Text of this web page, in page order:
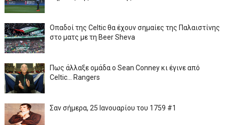
Οπαδοί της Celtic θα έχουν σημαίες της Παλαιστίνης
στο ματς με τη Beer Sheva
Πως άλλαξε ομάδα ο Sean Conney κι έγινε από
Celtic... Rangers
Σαν σήμερα, 25 Ιανουαρίου του 1759 #1